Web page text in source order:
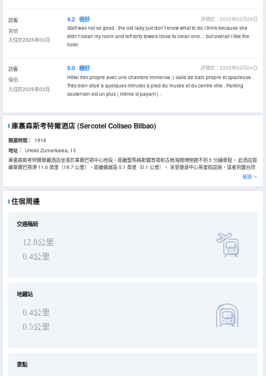
訪客
其他
入住於2025年02月
4.2 很好
評價於：2025年02月24日
Staff was not so good , the old lady just don’t know what to do I think because she
didn’t clean my room and left dirty towels close to clean one… but overall I like the
hotel
訪客
情侶
入住於2025年02月
5.0 極好
評價於：2025年02月04日
Hôtel très propre avec une chambre immense :) salle de bain propre et spacieuse .
Très bien situé à quelques minutes à pied du musée et du centre ville . Parking
souterrain est un plus ( même si payant ) .
庫裏森斯考特爾酒店(Sercotel Coliseo Bilbao)
開業時間： 1916
地址：
Urkixo Zumarkalea, 13
庫裏森斯考特爾華麗酒店坐落於畢爾巴鄂中心地段，距離聖馬梅斯體育場和古根海姆博物館不到 5 分鐘車程。 此酒店距
離畢爾巴鄂港 11.6 英里（18.7 公里），距離擴展區 0.1 英里（0.1 公里）。 享受健身中心等度假設施，或者到露台欣
賞美景。此藝術裝飾風格酒店的其他服務和設施包括免費 WiFi、禮賓服務和公共客廳。 您可以在酒店的咖啡館享用美
味餐點；也可以待在房間裏，享受部分時段客房送餐服務。在忙碌的一天後，不妨去酒吧/酒廊輕鬆一下。週一至週五
保持聯繫；數碼頻道可滿足您的娛樂需求。配備浴缸或淋浴的私人浴室提供大花灑淋浴噴頭和免費洗浴用品。便利設施
展開
住宿周邊
交通樞紐
12.8公里
0.4公里
地鐵站
0.4公里
0.5公里
景點